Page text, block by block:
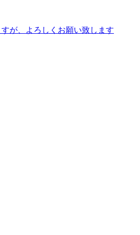
が、よろしくお願い致します